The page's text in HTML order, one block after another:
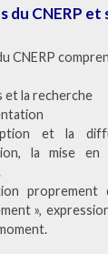
du CNERP
CNERP
et la recherche
et la
la mise
proprement
»,